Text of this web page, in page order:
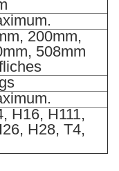
200mm,
508mm
H16, H111,
H28, T4,